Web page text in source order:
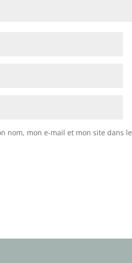
nom, mon e-mail et mon site dans